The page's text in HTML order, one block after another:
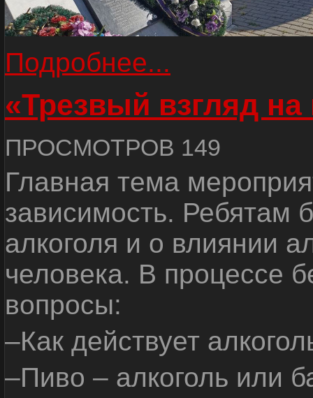
Подробнее...
«Трезвый взгляд на
ПРОСМОТРОВ 149
Главная тема
зависимость. Ребятам
алкоголя и о влиянии
человека. В процессе
вопросы:
–Как действует
–Пиво – алкоголь или